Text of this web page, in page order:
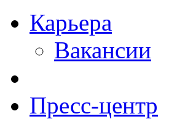
Карьера
Вакансии
Пресс-центр